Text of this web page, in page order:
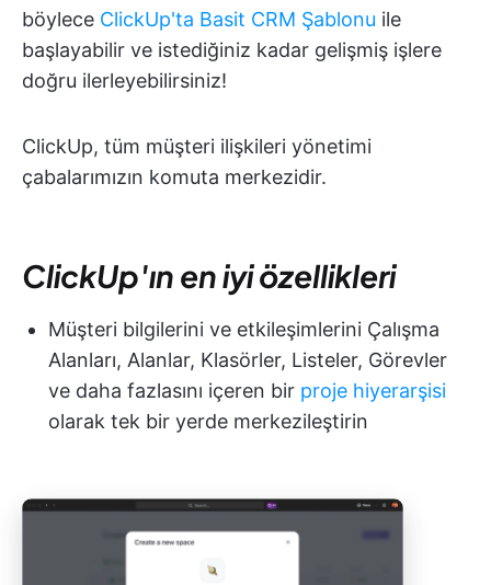
böylece ClickUp'ta Basit CRM Şablonu ile
başlayabilir ve istediğiniz kadar gelişmiş işlere
doğru ilerleyebilirsiniz!
ClickUp, tüm müşteri ilişkileri yönetimi
çabalarımızın komuta merkezidir.
ClickUp'ın en iyi özellikleri
Müşteri bilgilerini ve etkileşimlerini Çalışma
Alanları, Alanlar, Klasörler, Listeler, Görevler
ve daha fazlasını içeren bir proje hiyerarşisi
olarak tek bir yerde merkezileştirin